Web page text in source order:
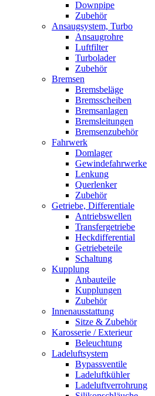
Downpipe
Zubehör
Ansaugsystem, Turbo
Ansaugrohre
Luftfilter
Turbolader
Zubehör
Bremsen
Bremsbeläge
Bremsscheiben
Bremsanlagen
Bremsleitungen
Bremsenzubehör
Fahrwerk
Domlager
Gewindefahrwerke
Lenkung
Querlenker
Zubehör
Getriebe, Differentiale
Antriebswellen
Transfergetriebe
Heckdifferential
Getriebeteile
Schaltung
Kupplung
Anbauteile
Kupplungen
Zubehör
Innenausstattung
Sitze & Zubehör
Karosserie / Exterieur
Beleuchtung
Ladeluftsystem
Bypassventile
Ladeluftkühler
Ladeluftverrohrung